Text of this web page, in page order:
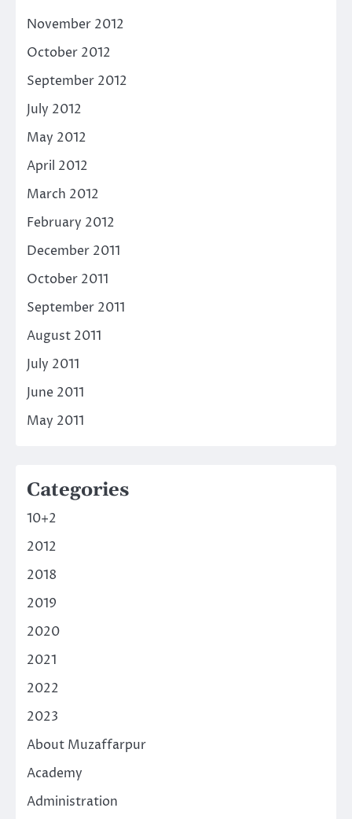
November 2012
October 2012
September 2012
July 2012
May 2012
April 2012
March 2012
February 2012
December 2011
October 2011
September 2011
August 2011
July 2011
June 2011
May 2011
Categories
10+2
2012
2018
2019
2020
2021
2022
2023
About Muzaffarpur
Academy
Administration